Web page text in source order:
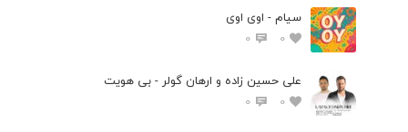
سیام - اوی اوی
0
0
علی حسین زاده و ارهان گولر - بی هویت
0
0